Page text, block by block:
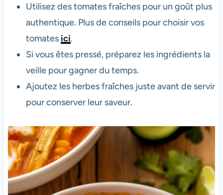
Utilisez des tomates fraîches pour un goût plus
authentique. Plus de conseils pour choisir vos
tomates ici.
Si vous êtes pressé, préparez les ingrédients la
veille pour gagner du temps.
Ajoutez les herbes fraîches juste avant de servir
pour conserver leur saveur.